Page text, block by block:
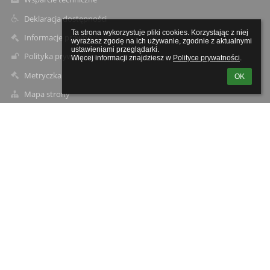
Ta strona wykorzystuje pliki cookies. Korzystając z niej
wyrażasz zgodę na ich używanie, zgodnie z aktualnymi
ustawieniami przeglądarki.
Więcej informacji znajdziesz w Polityce prywatności.
OK
Deklaracja dostępności
Informacje prawne
Polityka prywatności
Metryczka
Mapa strony